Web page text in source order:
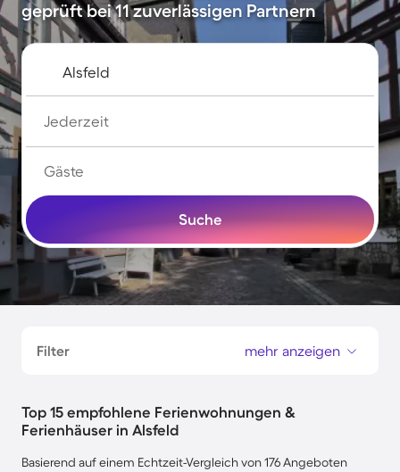
geprüft bei 11 zuverlässigen Partnern
Jederzeit
Gäste
Suche
Filter mehr anzeigen
Top 15 empfohlene Ferienwohnungen &
Ferienhäuser in Alsfeld
Basierend auf einem Echtzeit-Vergleich von 176 Angeboten